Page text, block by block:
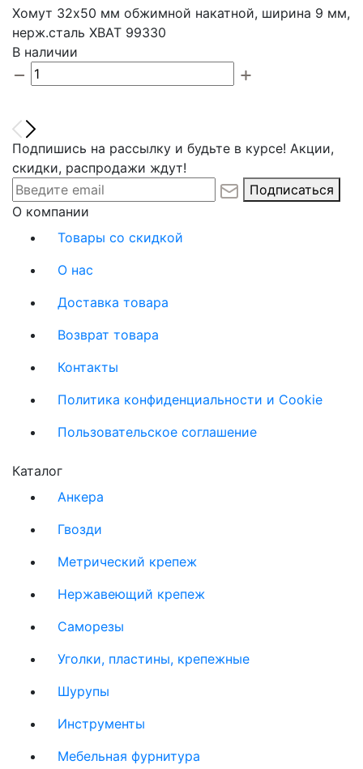
Хомут 32х50 мм обжимной накатной, ширина 9 мм,
нерж.сталь ХВАТ 99330
В наличии
Подпишись на рассылку и будьте в курсе! Акции,
скидки, распродажи ждут!
Подписаться
О компании
Товары со скидкой
О нас
Доставка товара
Возврат товара
Контакты
Политика конфиденциальности и Cookie
Пользовательское соглашение
Каталог
Анкера
Гвозди
Метрический крепеж
Нержавеющий крепеж
Саморезы
Уголки, пластины, крепежные
Шурупы
Инструменты
Мебельная фурнитура